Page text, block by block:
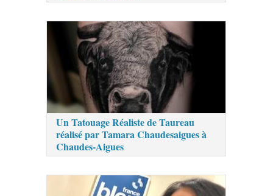
Un Tatouage Réaliste de Taureau
réalisé par Tamara Chaudesaigues à
Chaudes-Aigues